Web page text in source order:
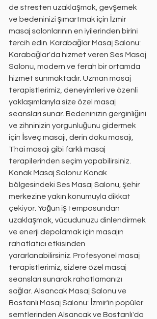
de stresten uzaklaşmak, gevşemek
ve bedeninizi şımartmak için İzmir
masaj salonlarının en iyilerinden birini
tercih edin. Karabağlar Masaj Salonu:
Karabağlar'da hizmet veren Ses Masaj
Salonu, modern ve ferah bir ortamda
hizmet sunmaktadır. Uzman masaj
terapistlerimiz, deneyimleri ve özenli
yaklaşımlarıyla size özel masaj
seansları sunar. Bedeninizin gerginliğini
ve zihninizin yorgunluğunu gidermek
için İsveç masajı, derin doku masajı,
Thai masajı gibi farklı masaj
terapilerinden seçim yapabilirsiniz.
Konak Masaj Salonu: Konak
bölgesindeki Ses Masaj Salonu, şehir
merkezine yakın konumuyla dikkat
çekiyor. Yoğun iş temposundan
uzaklaşmak, vücudunuzu dinlendirmek
ve enerji depolamak için masajın
rahatlatıcı etkisinden
yararlanabilirsiniz. Profesyonel masaj
terapistlerimiz, sizlere özel masaj
seansları sunarak rahatlamanızı
sağlar. Alsancak Masaj Salonu ve
Bostanlı Masaj Salonu: İzmir'in popüler
semtlerinden Alsancak ve Bostanlı'da